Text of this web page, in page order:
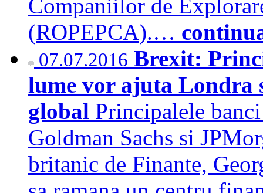
Companiilor de
(ROPEPCA).…
07.07.2016 Brexit:
lume vor ajuta Londra
global Principalele
Goldman Sachs si
britanic de Finante,